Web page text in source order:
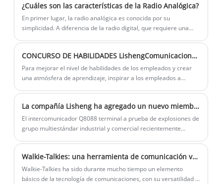
¿Cuáles son las características de la Radio Analógica?
En primer lugar, la radio analógica es conocida por su
simplicidad. A diferencia de la radio digital, que requiere una
radio FM o AM estándar. Esta accesibilidad lo ha convertido en
una opción popular para las comunidades rurales o aquellas sin
acceso a servicios de Internet.
CONCURSO DE HABILIDADES LishengComunicaciones 2024
Para mejorar el nivel de habilidades de los empleados y crear
una atmósfera de aprendizaje, inspirar a los empleados a
súper avanzada" y la comunicación poderosa que se lleva a
cabo en Abril con "habilidades de reparación interna",
competencia de habilidades de los empleados con el tema del
La compañía Lisheng ha agregado un nuevo miembro, el walkie talkie a prueba de explosiones Yixin, la serie de walkie talkie a prueba de explosiones Q8088
El intercomunicador Q8088 terminal a prueba de explosiones de
grupo multiestándar industrial y comercial recientemente
los últimos estándares eléctricos a prueba de explosiones de
China.
Walkie-Talkies: una herramienta de comunicación versátil para cada aventura
Walkie-Talkies ha sido durante mucho tiempo un elemento
básico de la tecnología de comunicaciones, con su versatilidad y